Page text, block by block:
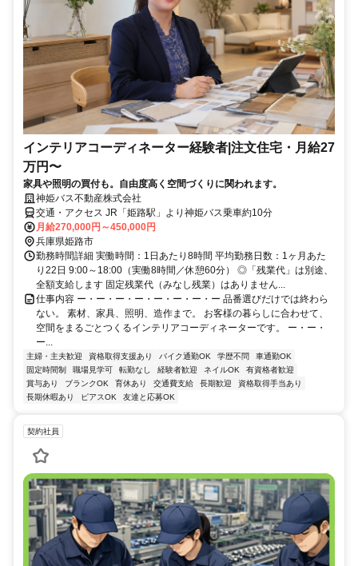
インテリアコーディネーター経験者|注文住宅・月給27
万円〜
家具や照明の買付も。自由度高く空間づくりに関われます。
神姫バス不動産株式会社
交通・アクセス JR「姫路駅」より神姫バス乗車約10分
月給270,000円～450,000円
兵庫県姫路市
勤務時間詳細 実働時間：1日あたり8時間 平均勤務日数：1ヶ月あた
り22日 9:00～18:00（実働8時間／休憩60分） ◎「残業代」は別途、
全額支給します 固定残業代（みなし残業）はありません...
仕事内容 ー・ー・ー・ー・ー・ー・ー・ー 品番選びだけでは終わら
ない。 素材、家具、照明、造作まで。 お客様の暮らしに合わせて、
空間をまるごとつくるインテリアコーディネーターです。 ー・ー・
ー...
主婦・主夫歓迎 資格取得支援あり バイク通勤OK 学歴不問
車通勤OK
固定時間制
職場見学可 転勤なし 経験者歓迎 ネイルOK
有資格者歓迎
賞与あり
ブランクOK 育休あり 交通費支給 長期歓迎
資格取得手当あり
長期休暇あり
ピアスOK 友達と応募OK
契約社員